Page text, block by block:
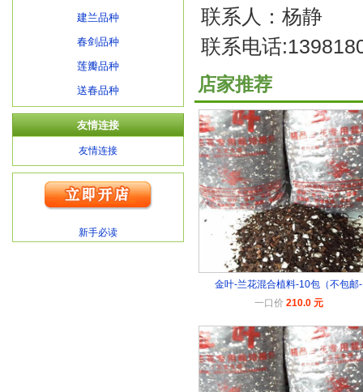
建兰品种
春剑品种
莲瓣品种
送春品种
友情连接
友情连接
新手必读
联系人：杨静
联系电话
店家推荐
金叶-兰花混合植料-10包（不包邮-
一口价 210.0 元